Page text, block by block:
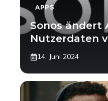
APPS
Sonos ändert
Nutzerdaten
14. Juni 2024